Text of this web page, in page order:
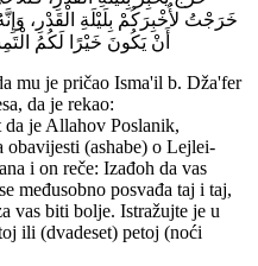
خَرَجْتُ لأُخْبِرَكُمْ بِلَيْلَةِ الْقَدْرِ،
أَنْ يَكُونَ خَيْرًا لَكُمُ
mu je pričao Isma'il b. Dža'fer
da je rekao:
je Allahov Poslanik,
obavijesti (ashabe) о Lejlei-
i on reče: Izađoh da vas
međusobno posvađa taj i taj,
vas biti bolje. Istražujte je u
ili (dvadeset) petoj (noći